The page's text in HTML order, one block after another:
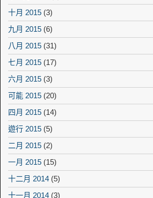
十月 2015 (3)
九月 2015 (6)
八月 2015 (31)
七月 2015 (17)
六月 2015 (3)
可能 2015 (20)
四月 2015 (14)
遊行 2015 (5)
二月 2015 (2)
一月 2015 (15)
十二月 2014 (5)
十一月 2014 (3)